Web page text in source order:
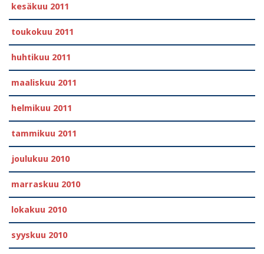
kesäkuu 2011
toukokuu 2011
huhtikuu 2011
maaliskuu 2011
helmikuu 2011
tammikuu 2011
joulukuu 2010
marraskuu 2010
lokakuu 2010
syyskuu 2010